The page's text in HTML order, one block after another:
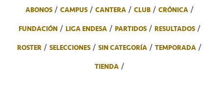
ABONOS CAMPUS CANTERA CLUB
CRÓNICA
FUNDACIÓN
LIGA ENDESA PARTIDOS
RESULTADOS
ROSTER
SELECCIONES SIN CATEGORÍA
TEMPORADA
TIENDA